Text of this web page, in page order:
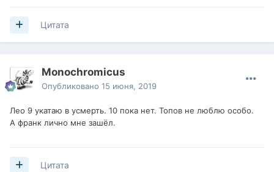
Цитата
Monochromicus
Опубликовано 15 июня, 2019
Лео 9 укатаю в усмерть. 10 пока нет. Топов не люблю особо.
А франк лично мне зашёл.
Цитата